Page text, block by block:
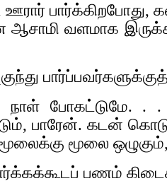
பார்க்கிறபோது,
ஆசாமி வளமாக
நாள் போகட்டுமே. .
பாரேன். கடன்
மூலை
பணம்